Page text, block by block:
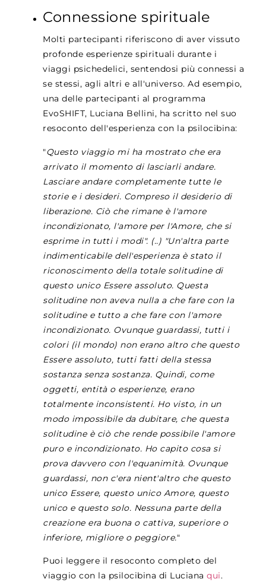
Connessione spirituale
Molti partecipanti riferiscono di aver vissuto
profonde esperienze spirituali durante i
viaggi psichedelici, sentendosi più connessi a
se stessi, agli altri e all'universo. Ad esempio,
una delle partecipanti al programma
EvoSHIFT, Luciana Bellini, ha scritto nel suo
resoconto dell'esperienza con la psilocibina:
"Questo viaggio mi ha mostrato che era
arrivato il momento di lasciarli andare.
Lasciare andare completamente tutte le
storie e i desideri. Compreso il desiderio di
liberazione. Ciò che rimane è l'amore
incondizionato, l'amore per l'Amore, che si
esprime in tutti i modi". (..) "Un'altra parte
indimenticabile dell'esperienza è stato il
riconoscimento della totale solitudine di
questo unico Essere assoluto. Questa
solitudine non aveva nulla a che fare con la
solitudine e tutto a che fare con l'amore
incondizionato. Ovunque guardassi, tutti i
colori (il mondo) non erano altro che questo
Essere assoluto, tutti fatti della stessa
sostanza senza sostanza. Quindi, come
oggetti, entità o esperienze, erano
totalmente inconsistenti. Ho visto, in un
modo impossibile da dubitare, che questa
solitudine è ciò che rende possibile l'amore
puro e incondizionato. Ho capito cosa si
prova davvero con l'equanimità. Ovunque
guardassi, non c'era nient'altro che questo
unico Essere, questo unico Amore, questo
unico e questo solo. Nessuna parte della
creazione era buona o cattiva, superiore o
inferiore, migliore o peggiore."
Puoi leggere il resoconto completo del
viaggio con la psilocibina di Lucianaqui.